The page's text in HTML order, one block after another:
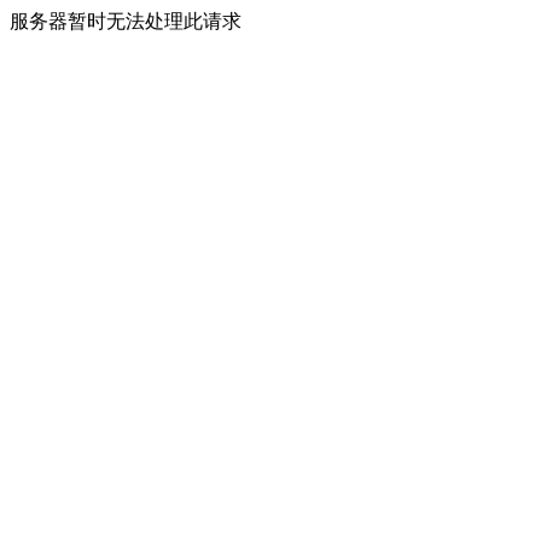
服务器暂时无法处理此请求